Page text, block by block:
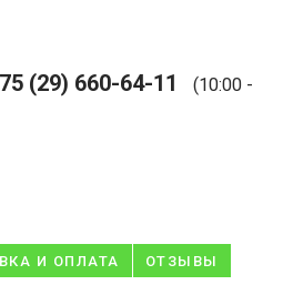
(29) 660-64-11
(10:00 -
И ОПЛАТА ОТЗЫВЫ